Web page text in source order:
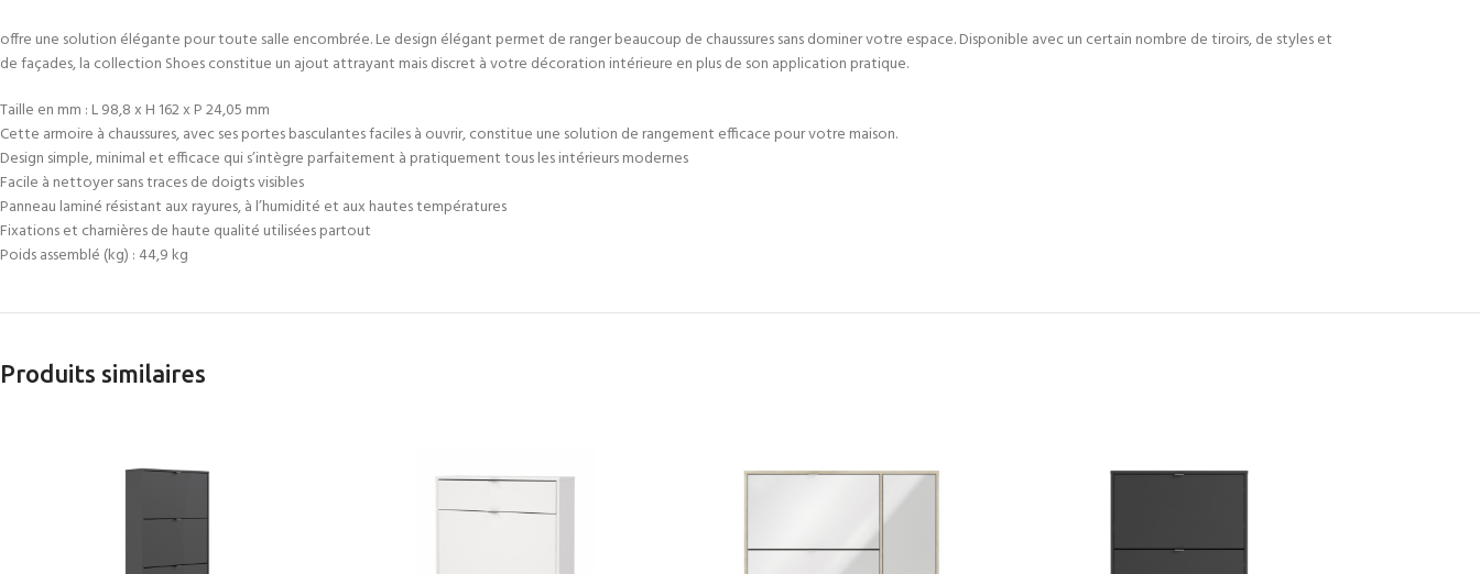
offre une solution élégante pour toute salle encombrée. Le design élégant permet de ranger beaucoup de chaussures sans dominer votre espace. Disponible avec un certain nombre de tiroirs, de styles et
de façades, la collection Shoes constitue un ajout attrayant mais discret à votre décoration intérieure en plus de son application pratique.
Taille en mm : L 98,8 x H 162 x P 24,05 mm
Cette armoire à chaussures, avec ses portes basculantes faciles à ouvrir, constitue une solution de rangement efficace pour votre maison.
Design simple, minimal et efficace qui s’intègre parfaitement à pratiquement tous les intérieurs modernes
Facile à nettoyer sans traces de doigts visibles
Panneau laminé résistant aux rayures, à l’humidité et aux hautes températures
Fixations et charnières de haute qualité utilisées partout
Poids assemblé (kg) : 44,9 kg
Produits similaires